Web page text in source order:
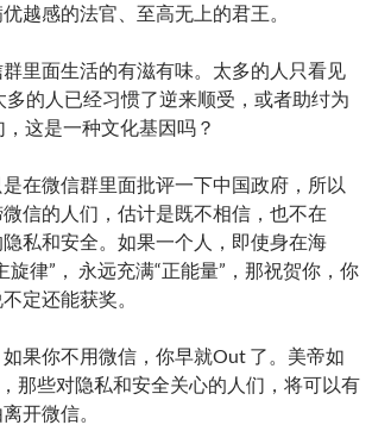
越感的法官、至高无上的君王。
里面生活的有滋有味。太多的人只看见
多的人已经习惯了逆来顺受，或者助纣为
这是一种文化基因吗？
在微信群里面批评一下中国政府，所以
信的人们，估计是既不相信，也不在
私和安全。如果一个人，即使身在海
旋律”， 永远充满“正能量”，那祝贺你，你
定还能获奖。
果你不用微信，你早就Out 了。美帝如
那些对隐私和安全关心的人们，将可以有
开微信。